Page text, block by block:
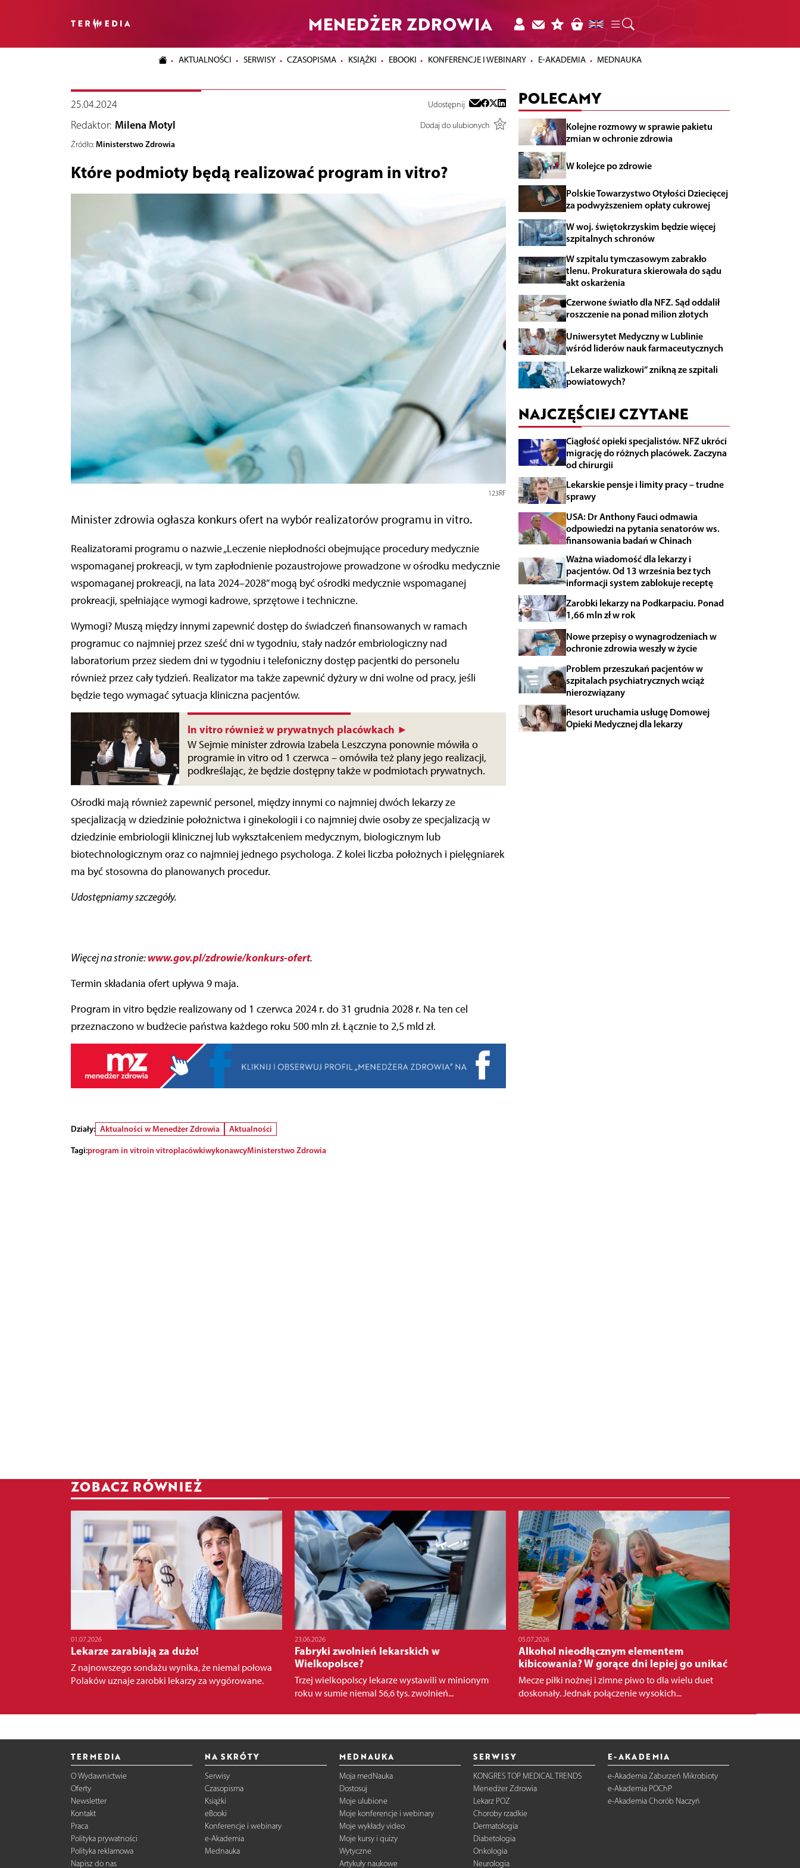
MENEDŻER ZDROWIA
AKTUALNOŚCI SERWISY CZASOPISMA KSIĄŻKI EBOOKI KONFERENCJE I WEBINARY E-AKADEMIA MEDNAUKA
25.04.2024 Udostępnij
Redaktor: Milena Motyl
Dodaj do ulubionych
Źródło: Ministerstwo Zdrowia
Które podmioty będą realizować program in vitro?
123RF
Minister zdrowia ogłasza konkurs ofert na wybór realizatorów programu in vitro.
Realizatorami programu o nazwie „Leczenie niepłodności obejmujące procedury medycznie
wspomaganej prokreacji, w tym zapłodnienie pozaustrojowe prowadzone w ośrodku medycznie
wspomaganej prokreacji, na lata 2024–2028” mogą być ośrodki medycznie wspomaganej
prokreacji, spełniające wymogi kadrowe, sprzętowe i techniczne.
Wymogi? Muszą między innymi zapewnić dostęp do świadczeń finansowanych w ramach
programuc co najmniej przez sześć dni w tygodniu, stały nadzór embriologiczny nad
laboratorium przez siedem dni w tygodniu i telefoniczny dostęp pacjentki do personelu
również przez cały tydzień. Realizator ma także zapewnić dyżury w dni wolne od pracy, jeśli
będzie tego wymagać sytuacja kliniczna pacjentów.
In vitro również w prywatnych placówkach ►
W Sejmie minister zdrowia Izabela Leszczyna ponownie mówiła o
programie in vitro od 1 czerwca – omówiła też plany jego realizacji,
podkreślając, że będzie dostępny także w podmiotach prywatnych.
Ośrodki mają również zapewnić personel, między innymi co najmniej dwóch lekarzy ze
specjalizacją w dziedzinie położnictwa i ginekologii i co najmniej dwie osoby ze specjalizacją w
dziedzinie embriologii klinicznej lub wykształceniem medycznym, biologicznym lub
biotechnologicznym oraz co najmniej jednego psychologa. Z kolei liczba położnych i pielęgniarek
ma być stosowna do planowanych procedur.
Udostępniamy szczegóły.
Więcej na stronie:www.gov.pl/zdrowie/konkurs-ofert.
Termin składania ofert upływa 9 maja.
Program in vitro będzie realizowany od 1 czerwca 2024 r. do 31 grudnia 2028 r. Na ten cel
przeznaczono w budżecie państwa każdego roku 500 mln zł. Łącznie to 2,5 mld zł.
Działy: Aktualności w Menedżer Zdrowia
Aktualności
Tagi:program in vitroin vitroplacówkiwykonawcyMinisterstwo Zdrowia
POLECAMY
Kolejne rozmowy w sprawie pakietu
zmian w ochronie zdrowia
W kolejce po zdrowie
Polskie Towarzystwo Otyłości Dziecięcej
za podwyższeniem opłaty cukrowej
W woj. świętokrzyskim będzie więcej
szpitalnych schronów
W szpitalu tymczasowym zabrakło
tlenu. Prokuratura skierowała do sądu
akt oskarżenia
Czerwone światło dla NFZ. Sąd oddalił
roszczenie na ponad milion złotych
Uniwersytet Medyczny w Lublinie
wśród liderów nauk farmaceutycznych
„Lekarze walizkowi” znikną ze szpitali
powiatowych?
NAJCZĘŚCIEJ CZYTANE
Ciągłość opieki specjalistów. NFZ ukróci
migrację do różnych placówek. Zaczyna
od chirurgii
Lekarskie pensje i limity pracy – trudne
sprawy
USA: Dr Anthony Fauci odmawia
odpowiedzi na pytania senatorów ws.
finansowania badań w Chinach
Ważna wiadomość dla lekarzy i
pacjentów. Od 13 września bez tych
informacji system zablokuje receptę
Zarobki lekarzy na Podkarpaciu. Ponad
1,66 mln zł w rok
Nowe przepisy o wynagrodzeniach w
ochronie zdrowia weszły w życie
Problem przeszukań pacjentów w
szpitalach psychiatrycznych wciąż
nierozwiązany
Resort uruchamia usługę Domowej
Opieki Medycznej dla lekarzy
ZOBACZ RÓWNIEŻ
01.07.2026
Lekarze zarabiają za dużo!
Z najnowszego sondażu wynika, że niemal połowa
Polaków uznaje zarobki lekarzy za wygórowane.
23.06.2026
Fabryki zwolnień lekarskich w
Wielkopolsce?
Trzej wielkopolscy lekarze wystawili w minionym
roku w sumie niemal 56,6 tys. zwolnień...
05.07.2026
Alkohol nieodłącznym elementem
kibicowania? W gorące dni lepiej go unikać
Mecze piłki nożnej i zimne piwo to dla wielu duet
doskonały. Jednak połączenie wysokich...
TERMEDIA
O Wydawnictwie
Oferty
Newsletter
Kontakt
Praca
Polityka prywatności
Polityka reklamowa
Napisz do nas
NA SKRÓTY
Serwisy
Czasopisma
Książki
eBooki
Konferencje i webinary
e-Akademia
Mednauka
MEDNAUKA
Moja medNauka
Dostosuj
Moje ulubione
Moje konferencje i webinary
Moje wykłady video
Moje kursy i quizy
Wytyczne
Artykuły naukowe
SERWISY
KONGRES TOP MEDICAL TRENDS
Menedżer Zdrowia
Lekarz POZ
Choroby rzadkie
Dermatologia
Diabetologia
Onkologia
Neurologia
E-AKADEMIA
e-Akademia Zaburzeń Mikrobioty
e-Akademia POChP
e-Akademia Chorób Naczyń